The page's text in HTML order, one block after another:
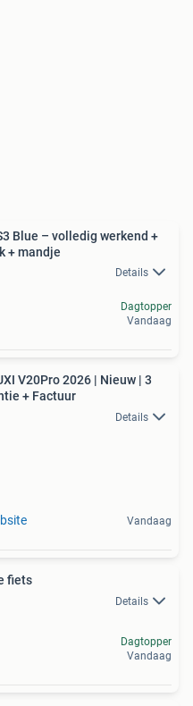
Blue – volledig werkend +
+ mandje
Details
Dagtopper
Vandaag
V20Pro 2026 | Nieuw | 3
+ Factuur
Details
Vandaag
fiets
Details
Dagtopper
Vandaag